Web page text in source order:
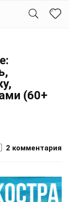
(60+
2 комментария